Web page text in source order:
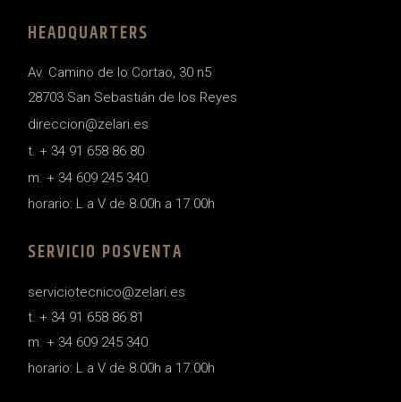
HEADQUARTERS
Av. Camino de lo Cortao, 30 n5
28703 San Sebastián de los Reyes
direccion@zelari.es
t. + 34 91 658 86 80
m. + 34 609 245 340
horario: L a V de 8.00h a 17.00h
SERVICIO POSVENTA
serviciotecnico@zelari.es
t. + 34 91 658 86 81
m. + 34 609 245 340
horario: L a V de 8.00h a 17.00h